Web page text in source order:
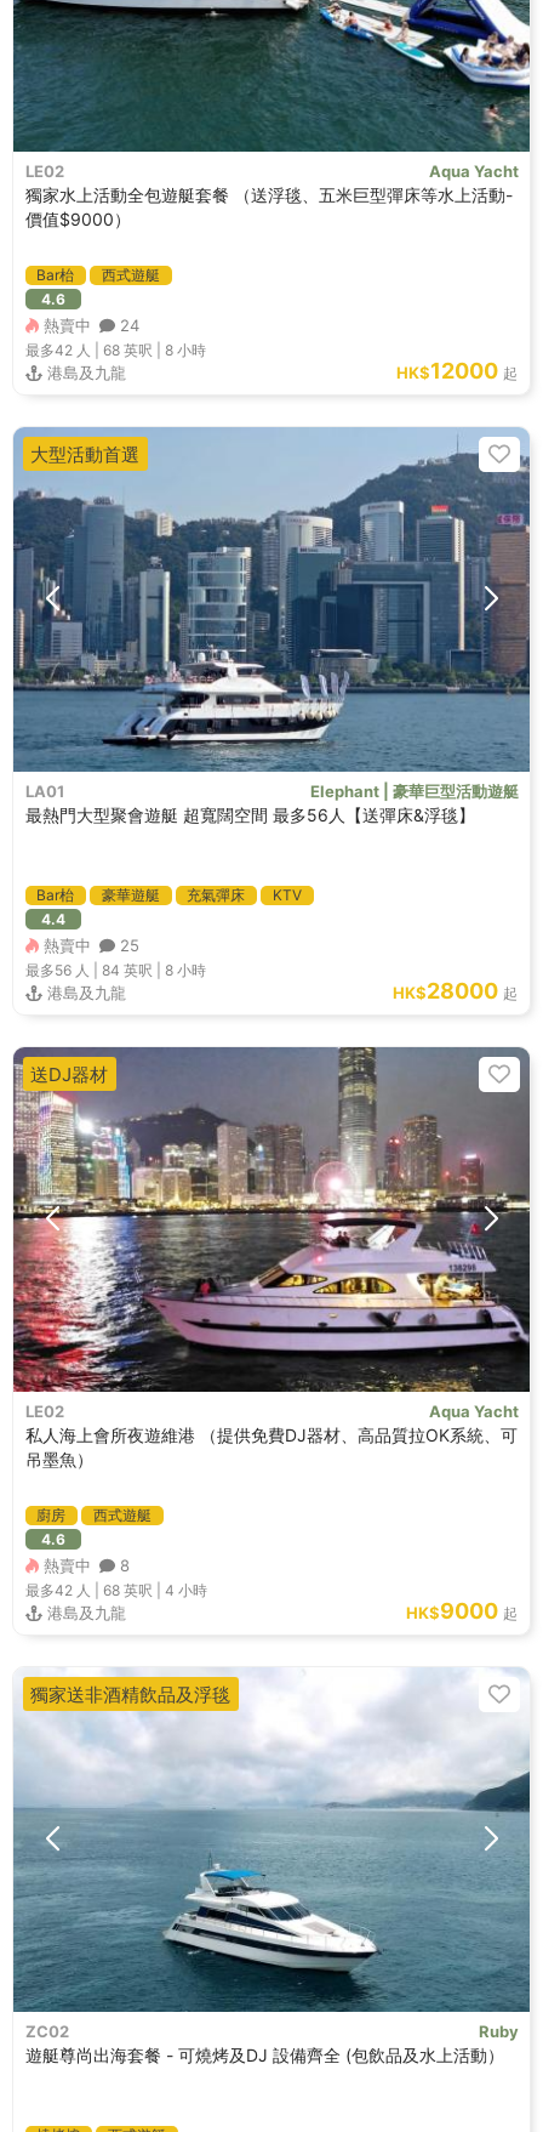
LE02 Aqua Yacht
獨家水上活動全包遊艇套餐 （送浮毯、五米巨型彈床等水上活動-
價值$9000）
Bar枱
西式遊艇
4.6
熱賣中 24
最多42人 | 68 英呎 8 小時
港島及九龍 HK$12000 起
LA01 Elephant | 豪華巨型活動遊艇
最熱門大型聚會遊艇 超寬闊空間 最多56人【送彈床&浮毯】
Bar枱 豪華遊艇 充氣彈床
KTV
4.4
熱賣中 25
最多56人 | 84 英呎 8 小時
港島及九龍 HK$28000 起
大型活動首選
LE02 Aqua Yacht
私人海上會所夜遊維港 （提供免費DJ器材、高品質拉OK系統、可
吊墨魚）
廚房
西式遊艇
4.6
熱賣中 8
最多42人 | 68 英呎 4 小時
港島及九龍 HK$9000 起
送DJ器材
ZC02 Ruby
遊艇尊尚出海套餐 - 可燒烤及DJ 設備齊全 (包飲品及水上活動）
獨家送非酒精飲品及浮毯